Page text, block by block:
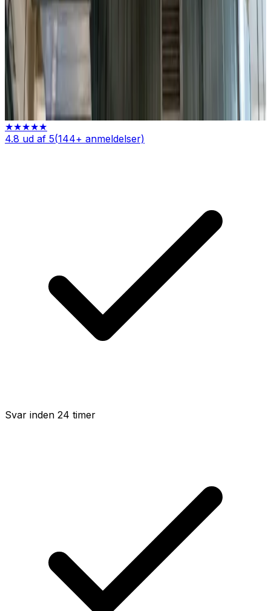
Filtrering og rensning
Indhent tilbudRing70 60 30 04
★★★★★
4.8 ud af 5(144+ anmeldelser)
Svar inden 24 timer